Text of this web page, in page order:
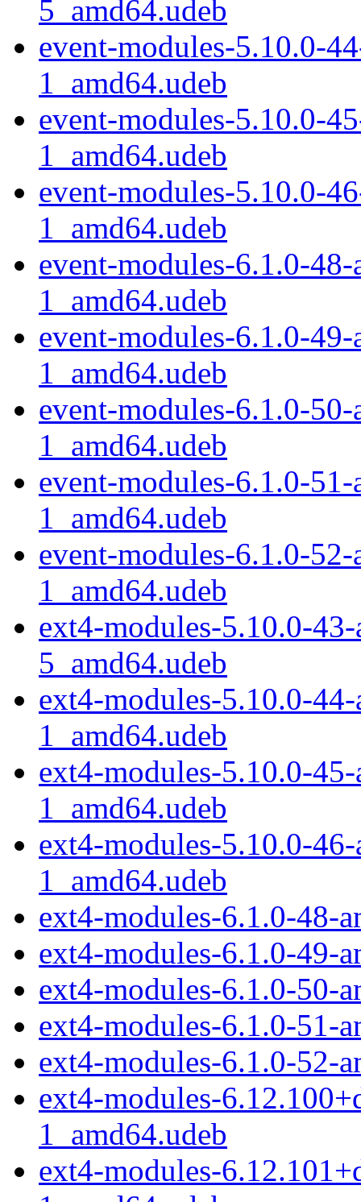
5_amd64.udeb
event-modules-5.10.0-
1_amd64.udeb
event-modules-5.10.0-
1_amd64.udeb
event-modules-5.10.0-
1_amd64.udeb
event-modules-6.1.0-
1_amd64.udeb
event-modules-6.1.0-
1_amd64.udeb
event-modules-6.1.0-
1_amd64.udeb
event-modules-6.1.0-
1_amd64.udeb
event-modules-6.1.0-
1_amd64.udeb
ext4-modules-5.10.0-
5_amd64.udeb
ext4-modules-5.10.0-
1_amd64.udeb
ext4-modules-5.10.0-
1_amd64.udeb
ext4-modules-5.10.0-
1_amd64.udeb
ext4-modules-6.1.0-48-
ext4-modules-6.1.0-49-
ext4-modules-6.1.0-50-
ext4-modules-6.1.0-51-
ext4-modules-6.1.0-52-
ext4-modules-
1_amd64.udeb
ext4-modules-